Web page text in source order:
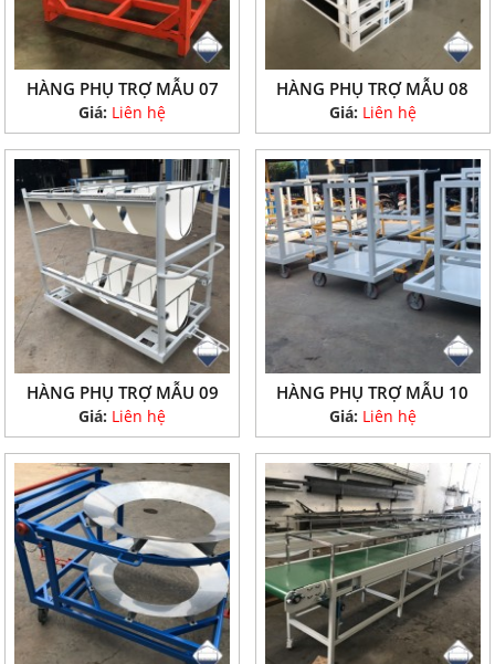
HÀNG PHỤ TRỢ MẪU 07
Giá: Liên hệ
HÀNG PHỤ TRỢ MẪU 08
Giá: Liên hệ
HÀNG PHỤ TRỢ MẪU 09
Giá: Liên hệ
HÀNG PHỤ TRỢ MẪU 10
Giá: Liên hệ